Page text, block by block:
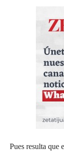
Pues resulta que